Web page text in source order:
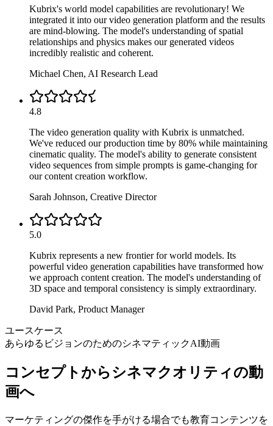
Kubrix's world model capabilities are revolutionary! We
integrated it into our video generation platform and the results
are mind-blowing. The model's understanding of spatial
relationships and physics makes our generated videos
incredibly realistic and coherent.
Michael Chen, AI Research Lead
4.8
The video generation quality with Kubrix is unmatched.
We've reduced our production time by 80% while maintaining
cinematic quality. The model's ability to generate consistent
video sequences from simple prompts is game-changing for
our content creation workflow.
Sarah Johnson, Creative Director
5.0
Kubrix represents a new frontier for world models. Its
powerful video generation capabilities have transformed how
we approach content creation. The model's understanding of
3D space and temporal consistency is simply extraordinary.
David Park, Product Manager
ユースケース
あらゆるビジョンのためのシネマティックAI動画
コンセプトからシネマクオリティの動
画へ
マーケティングの傑作を手がける場合でも教育コンテンツを